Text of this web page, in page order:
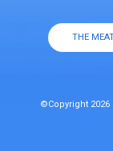
THE
©Copyright 2026